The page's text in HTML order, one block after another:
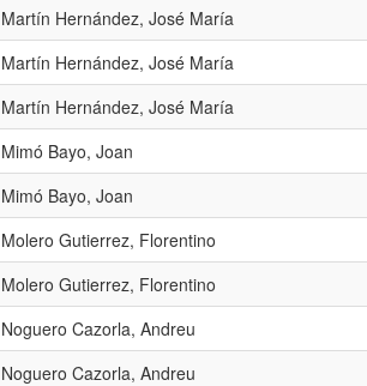
Martín Hernández, José María
Martín Hernández, José María
Martín Hernández, José María
Mimó Bayo, Joan
Mimó Bayo, Joan
Molero Gutierrez, Florentino
Molero Gutierrez, Florentino
Noguero Cazorla, Andreu
Noguero Cazorla, Andreu